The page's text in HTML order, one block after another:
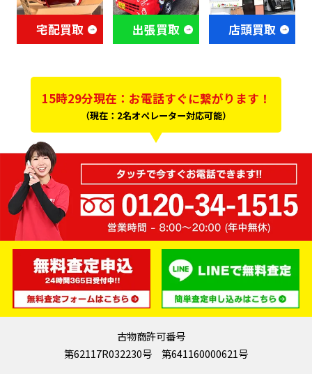
宅配買取 出張買取 店頭買取
15時29分現在：お電話すぐに繋がります！
（現在：2名オペレーター対応可能）
古物商許可番号
第62117R032230号 第641160000621号